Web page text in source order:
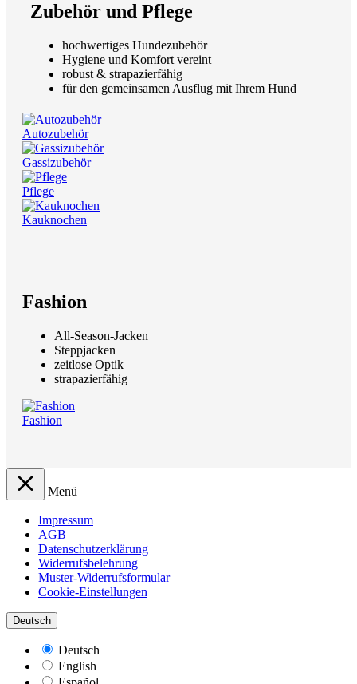
Zubehör und Pflege
hochwertiges Hundezubehör
Hygiene und Komfort vereint
robust & strapazierfähig
für den gemeinsamen Ausflug mit Ihrem Hund
Autozubehör
Gassizubehör
Pflege
Kauknochen
Fashion
All-Season-Jacken
Steppjacken
zeitlose Optik
strapazierfähig
Fashion
Menü
Impressum
AGB
Datenschutzerklärung
Widerrufsbelehrung
Muster-Widerrufsformular
Cookie-Einstellungen
Deutsch
Deutsch
English